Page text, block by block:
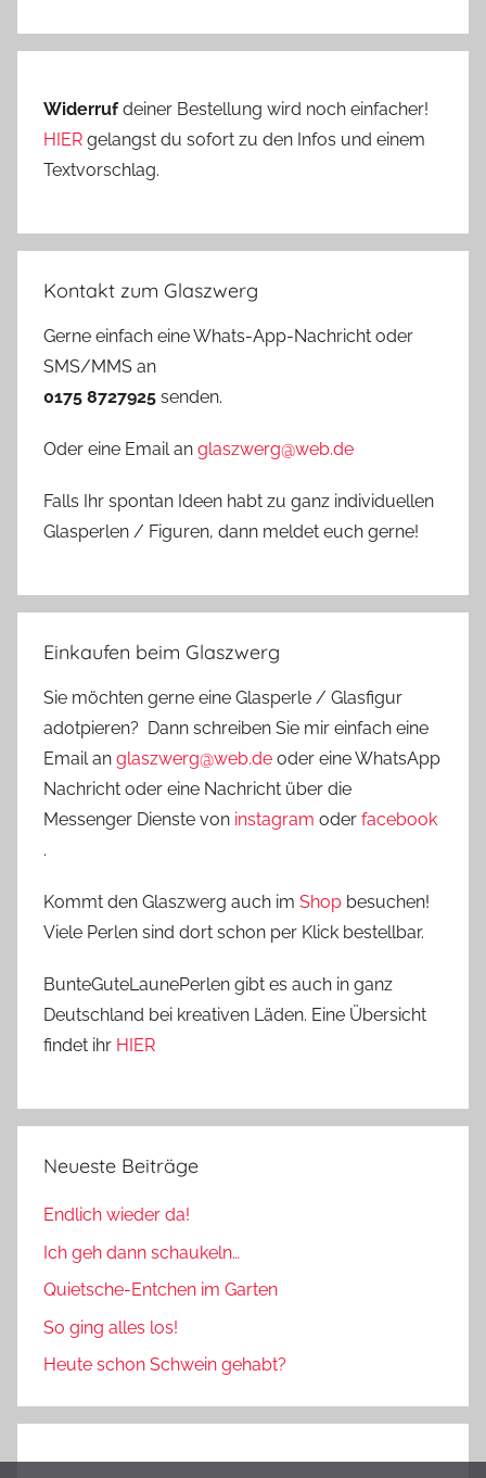
Widerrufdeiner Bestellung wird noch einfacher!
HIER gelangst du sofort zu den Infos und einem
Textvorschlag.
Kontakt zum Glaszwerg
Gerne einfach eine Whats-App-Nachricht oder
SMS/MMS an
0175 8727925 senden.
Oder eine Email an glaszwerg@web.de
Falls Ihr spontan Ideen habt zu ganz individuellen
Glasperlen / Figuren, dann meldet euch gerne!
Einkaufen beim Glaszwerg
Sie möchten gerne eine Glasperle / Glasfigur
adotpieren? Dann schreiben Sie mir einfach eine
Email an glaszwerg@web.de oder eine WhatsApp
Nachricht oder eine Nachricht über die
Messenger Dienste von instagram oder facebook
.
Kommt den Glaszwerg auch im Shop besuchen!
Viele Perlen sind dort schon per Klick bestellbar.
BunteGuteLaunePerlen gibt es auch in ganz
Deutschland bei kreativen Läden. Eine Übersicht
findet ihr HIER
Neueste Beiträge
Endlich wieder da!
Ich geh dann schaukeln…
Quietsche-Entchen im Garten
So ging alles los!
Heute schon Schwein gehabt?